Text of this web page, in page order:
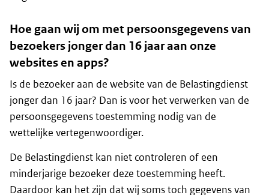
Hoe gaan wij om met persoonsgegevens van
bezoekers jonger dan 16 jaar aan onze
websites en apps?
Is de bezoeker aan de website van de Belastingdienst
jonger dan 16 jaar? Dan is voor het verwerken van de
persoonsgegevens toestemming nodig van de
wettelijke vertegenwoordiger.
De Belastingdienst kan niet controleren of een
minderjarige bezoeker deze toestemming heeft.
Daardoor kan het zijn dat wij soms toch gegevens van